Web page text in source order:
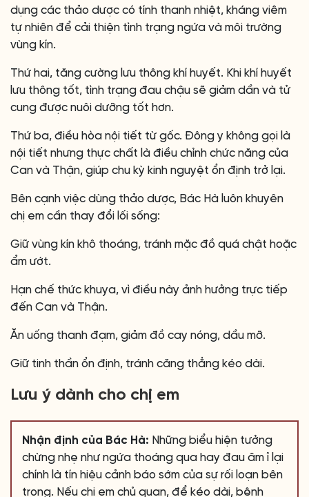
dụng các thảo dược có tính thanh nhiệt, kháng viêm
tự nhiên để cải thiện tình trạng ngứa và môi trường
vùng kín.
Thứ hai, tăng cường lưu thông khí huyết. Khi khí huyết
lưu thông tốt, tình trạng đau chậu sẽ giảm dần và tử
cung được nuôi dưỡng tốt hơn.
Thứ ba, điều hòa nội tiết từ gốc. Đông y không gọi là
nội tiết nhưng thực chất là điều chỉnh chức năng của
Can và Thận, giúp chu kỳ kinh nguyệt ổn định trở lại.
Bên cạnh việc dùng thảo dược, Bác Hà luôn khuyên
chị em cần thay đổi lối sống:
Giữ vùng kín khô thoáng, tránh mặc đồ quá chật hoặc
ẩm ướt.
Hạn chế thức khuya, vì điều này ảnh hưởng trực tiếp
đến Can và Thận.
Ăn uống thanh đạm, giảm đồ cay nóng, dầu mỡ.
Giữ tinh thần ổn định, tránh căng thẳng kéo dài.
Lưu ý dành cho chị em
Nhận định của Bác Hà: Những biểu hiện tưởng
chừng nhẹ như ngứa thoáng qua hay đau âm ỉ lại
chính là tín hiệu cảnh báo sớm của sự rối loạn bên
trong. Nếu chị em chủ quan, để kéo dài, bệnh